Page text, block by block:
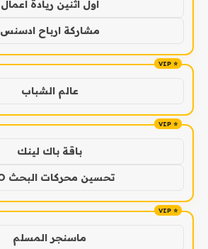
اول اثنين ريادة اعمال
مشاركة ارباح ادسنس
عالم الشباب
باقة باك لينك
تحسين محركات البحث SEO
ماسنجر المسلم